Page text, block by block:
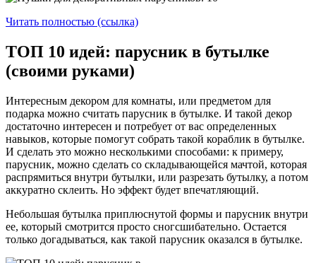
Читать полностью (ссылка)
ТОП 10 идей: парусник в бутылке
(своими руками)
Интересным декором для комнаты, или предметом для
подарка можно считать парусник в бутылке. И такой декор
достаточно интересен и потребует от вас определенных
навыков, которые помогут собрать такой кораблик в бутылке.
И сделать это можно несколькими способами: к примеру,
парусник, можно сделать со складывающейся мачтой, которая
распрямиться внутри бутылки, или разрезать бутылку, а потом
аккуратно склеить. Но эффект будет впечатляющий.
Небольшая бутылка приплюснутой формы и парусник внутри
ее, который смотрится просто сногсшибательно. Остается
только догадываться, как такой парусник оказался в бутылке.